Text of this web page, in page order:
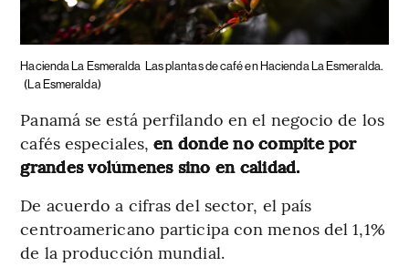
Hacienda La Esmeralda Las plantas de café en Hacienda La Esmeralda.
(La Esmeralda)
Panamá se está perfilando en el negocio de los
cafés especiales,en donde no compite por
grandes volúmenes sino en calidad.
De acuerdo a cifras del sector, el país
centroamericano participa con menos del 1,1%
de la producción mundial.